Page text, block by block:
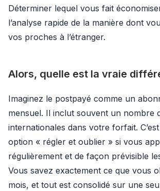
Déterminer lequel vous fait
l’analyse rapide de la manière dont
vos proches à l’étranger.
Alors, quelle est la vraie
Imaginez le postpayé comme un
mensuel. Il inclut souvent un nombre
internationales dans votre forfait.
option « régler et oublier » si vous
régulièrement et de façon prévisible
Vous savez exactement ce que vous
mois, et tout est consolidé sur une